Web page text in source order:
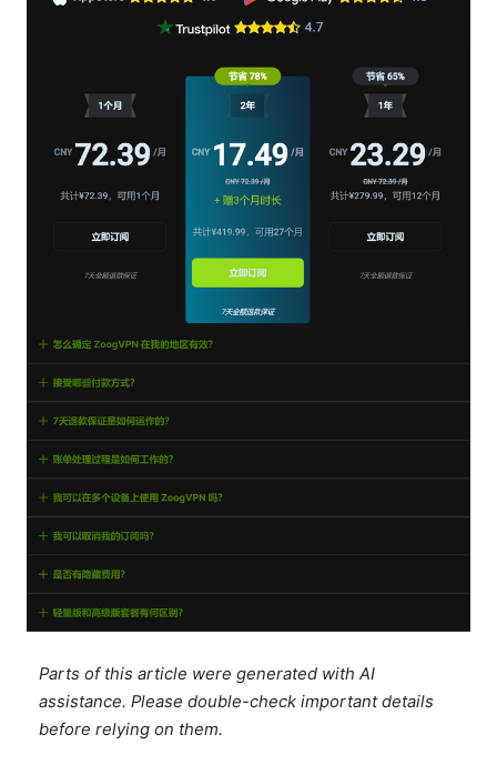
Parts of this article were generated with AI
assistance. Please double-check important details
before relying on them.